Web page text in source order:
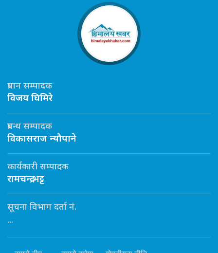
प्रधान सम्पादक
विजय घिमिरे
प्रबन्ध सम्पादक
विकासराज न्यौपाने
कार्यकारी सम्पादक
रामचन्द्र भट्ट
सूचना विभाग दर्ता नं.
...